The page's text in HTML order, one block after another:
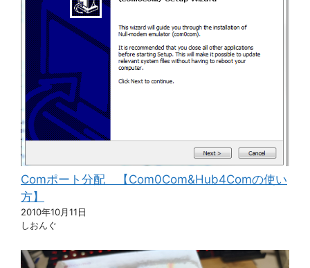
Comポート分配 【Com0Com&Hub4Comの使い
方】
2010年10月11日
しおんぐ